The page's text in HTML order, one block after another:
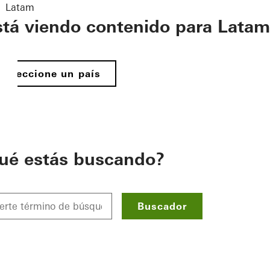
Latam
viendo contenido para Latam
Seleccione un país
estás buscando?
Buscador